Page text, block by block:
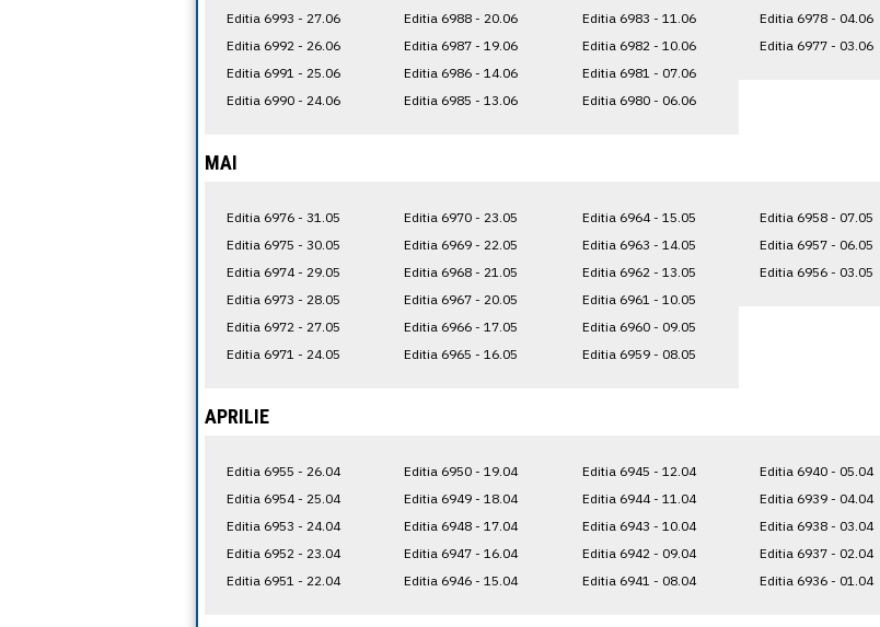
Editia 6993 - 27.06
Editia 6992 - 26.06
Editia 6991 - 25.06
Editia 6990 - 24.06
Editia 6988 - 20.06
Editia 6987 - 19.06
Editia 6986 - 14.06
Editia 6985 - 13.06
Editia 6983 - 11.06
Editia 6982 - 10.06
Editia 6981 - 07.06
Editia 6980 - 06.06
Editia 6978 - 04.06
Editia 6977 - 03.06
MAI
Editia 6976 - 31.05
Editia 6975 - 30.05
Editia 6974 - 29.05
Editia 6973 - 28.05
Editia 6972 - 27.05
Editia 6971 - 24.05
Editia 6970 - 23.05
Editia 6969 - 22.05
Editia 6968 - 21.05
Editia 6967 - 20.05
Editia 6966 - 17.05
Editia 6965 - 16.05
Editia 6964 - 15.05
Editia 6963 - 14.05
Editia 6962 - 13.05
Editia 6961 - 10.05
Editia 6960 - 09.05
Editia 6959 - 08.05
Editia 6958 - 07.05
Editia 6957 - 06.05
Editia 6956 - 03.05
APRILIE
Editia 6955 - 26.04
Editia 6954 - 25.04
Editia 6953 - 24.04
Editia 6952 - 23.04
Editia 6951 - 22.04
Editia 6950 - 19.04
Editia 6949 - 18.04
Editia 6948 - 17.04
Editia 6947 - 16.04
Editia 6946 - 15.04
Editia 6945 - 12.04
Editia 6944 - 11.04
Editia 6943 - 10.04
Editia 6942 - 09.04
Editia 6941 - 08.04
Editia 6940 - 05.04
Editia 6939 - 04.04
Editia 6938 - 03.04
Editia 6937 - 02.04
Editia 6936 - 01.04